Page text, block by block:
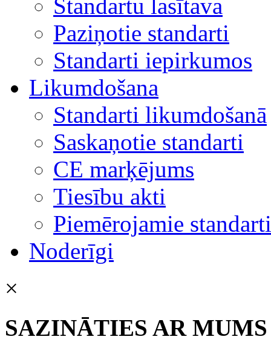
Standartu lasītava
Paziņotie standarti
Standarti iepirkumos
Likumdošana
Standarti likumdošanā
Saskaņotie standarti
CE marķējums
Tiesību akti
Piemērojamie standarti
Noderīgi
×
SAZINĀTIES AR MUMS